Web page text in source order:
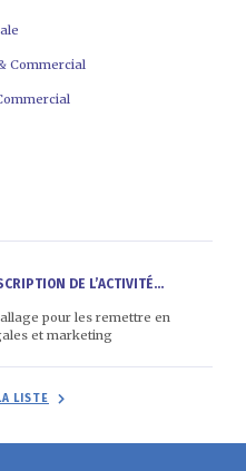
Commercial
DE L’ACTIVITÉ...
pour les remettre en
et marketing
LISTE